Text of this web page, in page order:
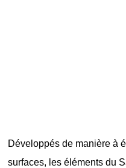
Développés de manière à
surfaces, les éléments du